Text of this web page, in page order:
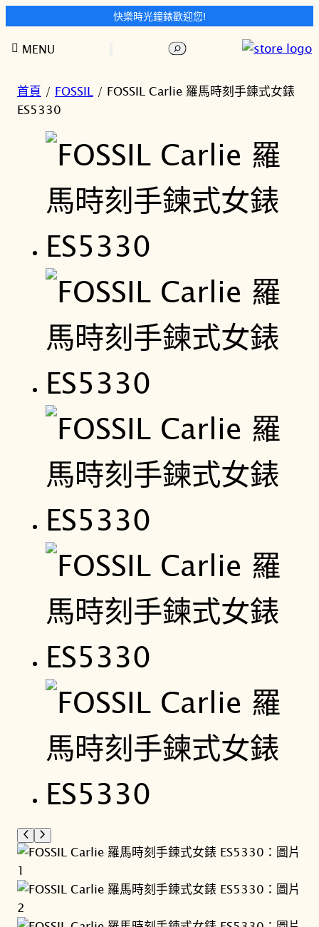
快樂時光鐘錶歡迎您!
至
搜
MENU
首頁 / FOSSIL
/ FOSSIL Carlie 羅馬時刻手鍊式女錶
ES5330